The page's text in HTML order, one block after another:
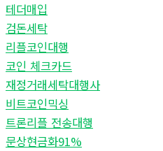
테더매입
검돈세탁
리플코인대행
코인 체크카드
재정거래세탁대행사
비트코인믹싱
트론리플 전송대행
문상현금화91%